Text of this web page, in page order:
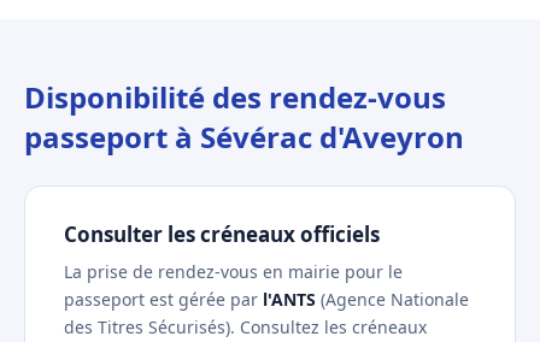
Disponibilité des rendez-vous
passeport à Sévérac d'Aveyron
Consulter les créneaux officiels
La prise de rendez-vous en mairie pour le
passeport est gérée par l'ANTS (Agence Nationale
des Titres Sécurisés). Consultez les créneaux